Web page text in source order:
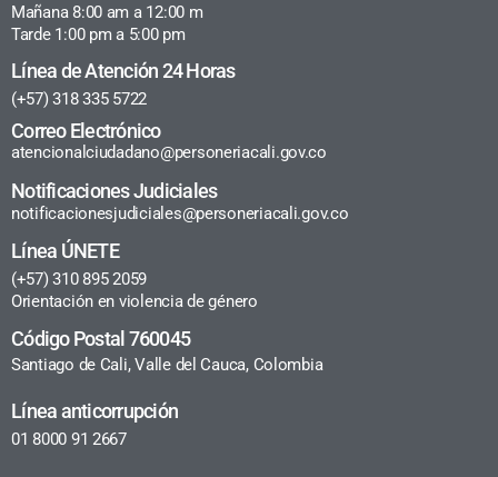
Mañana 8:00 am a 12:00 m
Tarde 1:00 pm a 5:00 pm
Línea de Atención 24 Horas
(+57) 318 335 5722
Correo Electrónico
atencionalciudadano@personeriacali.gov.co
Notificaciones Judiciales
notificacionesjudiciales@personeriacali.gov.co
Línea ÚNETE
(+57) 310 895 2059
Orientación en violencia de género
Código Postal 760045
Santiago de Cali, Valle del Cauca, Colombia
Línea anticorrupción
01 8000 91 2667